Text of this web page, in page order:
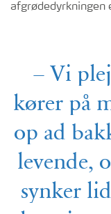
afgrødedyrkningen
– Vi
kører på
op ad
levende,
synker